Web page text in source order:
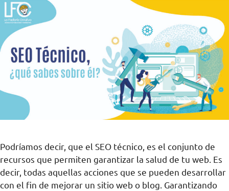
Podríamos decir, que el SEO técnico, es el conjunto de
recursos que permiten garantizar la salud de tu web. Es
decir, todas aquellas acciones que se pueden desarrollar
con el fin de mejorar un sitio web o blog. Garantizando